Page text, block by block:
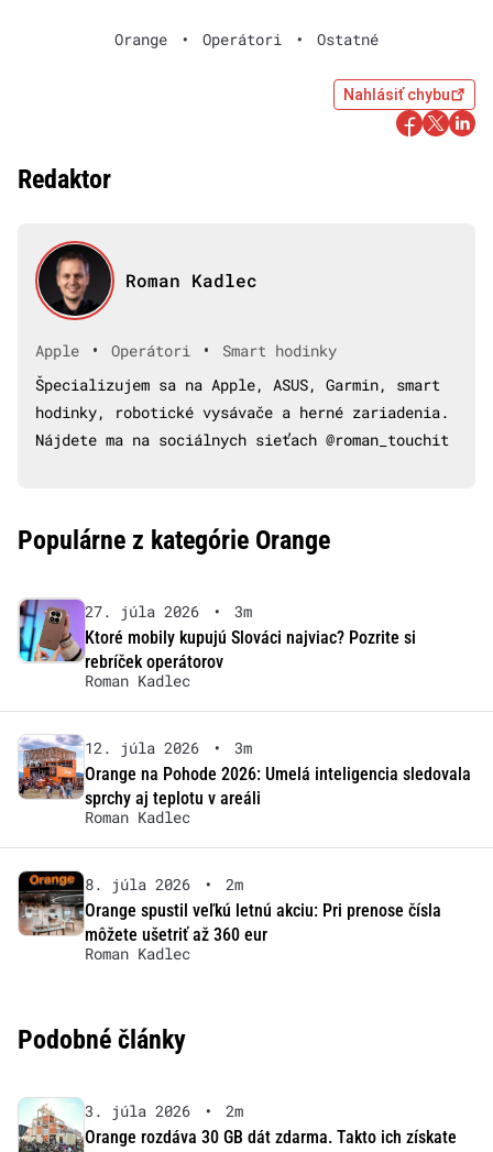
Orange • Operátori • Ostatné
Nahlásiť chybu
Redaktor
Roman Kadlec
Apple • Operátori •
Smart hodinky
Špecializujem sa na Apple, ASUS, Garmin, smart
hodinky, robotické vysávače a herné zariadenia.
Nájdete ma na sociálnych sieťach @roman_touchit
Populárne z kategórie Orange
27. júla 2026 •
3m
Ktoré mobily kupujú Slováci najviac? Pozrite si
rebríček operátorov
Roman Kadlec
12. júla 2026 •
3m
Orange na Pohode 2026: Umelá inteligencia sledovala
sprchy aj teplotu v areáli
Roman Kadlec
8. júla 2026 •
2m
Orange spustil veľkú letnú akciu: Pri prenose čísla
môžete ušetriť až 360 eur
Roman Kadlec
Podobné články
3. júla 2026 •
2m
Orange rozdáva 30 GB dát zdarma. Takto ich získate